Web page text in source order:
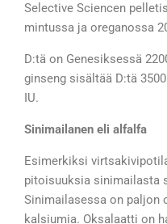
Selective Sciencen
mintussa ja oreganossa
D:tä on Genesiksessä
ginseng sisältää D:tä
IU.
Sinimailanen eli alfalfa
Esimerkiksi
pitoisuuksia sinimailasta
Sinimailasessa on paljon
kalsiumia. Oksalaatti on